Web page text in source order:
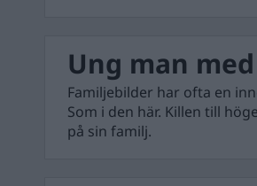
Ung man
Familjebilder har ofta en
Som i den här. Killen till
på sin familj.